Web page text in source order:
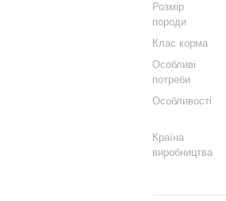
Розмір
породи
Клас корма
Особливі
потреби
Особливості
Країна
виробництва